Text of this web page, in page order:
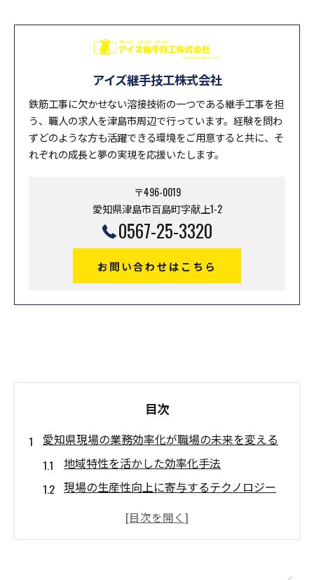
アイズ継手技工株式会社
鉄筋工事に欠かせない溶接技術の一つである継手工事を担
う、職人の求人を津島市周辺で行っています。経験を問わ
ずどのような方も活躍できる環境をご用意すると共に、そ
れぞれの成長と夢の実現を応援いたします。
〒496-0019
愛知県津島市百島町字献上1-2
0567-25-3320
お問い合わせはこちら
目次
愛知県現場の業務効率化が職場の未来を変える
地域特性を活かした効率化手法
現場の生産性向上に寄与するテクノロジー
愛知県の現場における人手不足解消策